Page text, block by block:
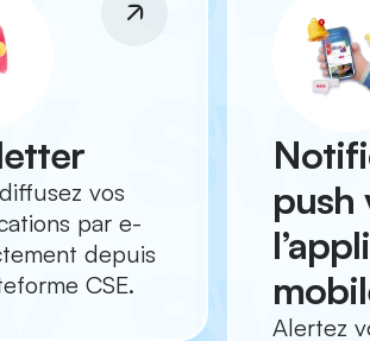
vos
par e-
depuis
CSE.
push
Alertez